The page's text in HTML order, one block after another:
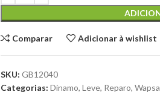
Comparar Adicionar à wishlist
SKU: GB12040
Categorias: Dínamo, Leve, Reparo, Wapsa